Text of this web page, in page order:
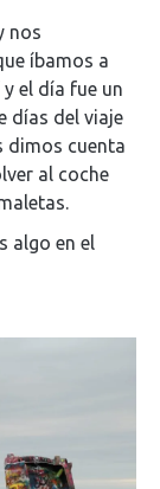
nos
íbamos a
el día fue un
días del viaje
dimos cuenta
al coche
algo en el